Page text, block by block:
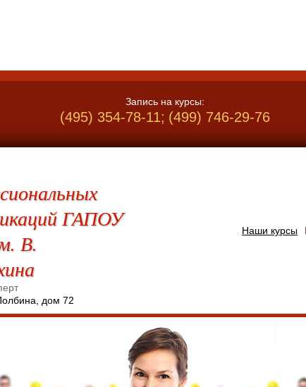
Запись на курсы:
(495) 354-78-11; (499) 746-29-76
ГАПОУ
В.
дом 72
Наши курсы